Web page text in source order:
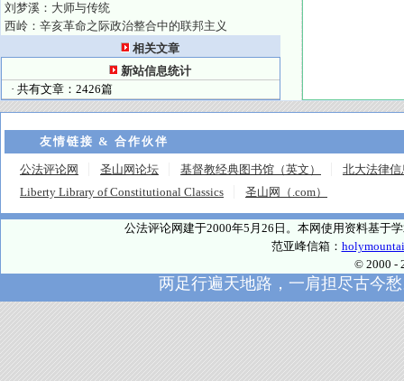
刘梦溪：大师与传统
西岭：辛亥革命之际政治整合中的联邦主义
相关文章
新站信息统计
· 共有文章：2426篇
友情链接 & 合作伙伴
公法评论网 圣山网论坛 基督教经典图书馆（英文）
北大法律信
Liberty Library of Constitutional Classics
圣山网（.com）
公法评论网建于2000年5月26日。本网使用资料基于
范亚峰信箱：
© 2000 -
两足行遍天地路，一肩担尽古今